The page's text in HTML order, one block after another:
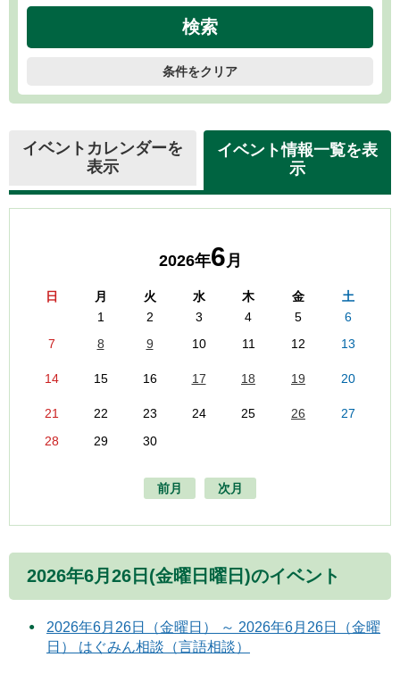
条件をクリア
イベントカレンダーを
表示
イベント情報一覧を表
示
2026年6月
日 月 火 水 木 金
土
1
2 3 4 5
6
7
8 9 10 11 12 13
14 15 16 17 18 19 20
21 22 23 24 25 26
27
28
29 30
前月 次月
2026年6月26日(金曜日曜日)のイベント
2026年6月26日（金曜日） ～ 2026年6月26日（金曜
日） はぐみん相談（言語相談）